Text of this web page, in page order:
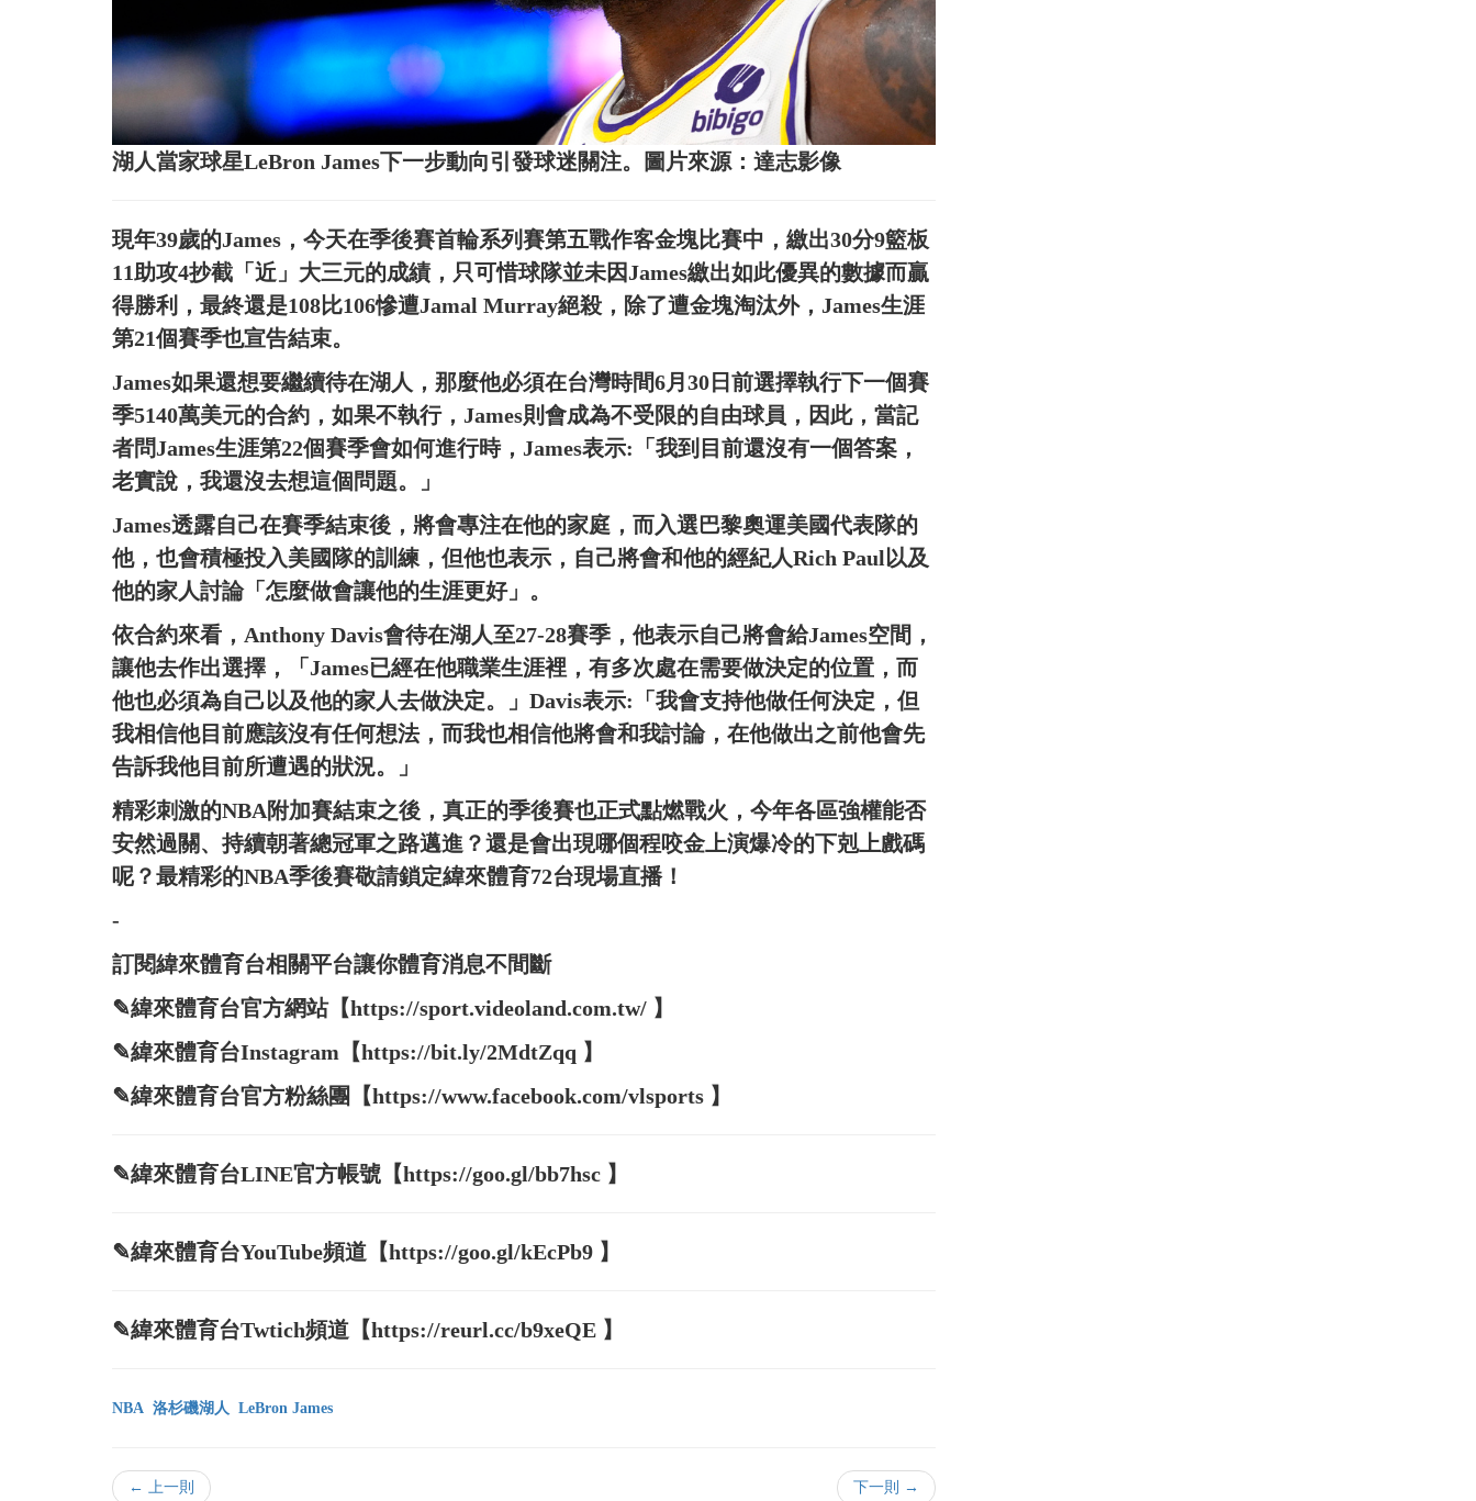
湖人當家球星LeBron James下一步動向引發球迷關注。圖片來源：達志影像
現年39歲的James，今天在季後賽首輪系列賽第五戰作客金塊比賽中，繳出30分9籃板
11助攻4抄截「近」大三元的成績，只可惜球隊並未因James繳出如此優異的數據而贏
得勝利，最終還是108比106慘遭Jamal Murray絕殺，除了遭金塊淘汰外，James生涯
第21個賽季也宣告結束。
James如果還想要繼續待在湖人，那麼他必須在台灣時間6月30日前選擇執行下一個賽
季5140萬美元的合約，如果不執行，James則會成為不受限的自由球員，因此，當記
者問James生涯第22個賽季會如何進行時，James表示:「我到目前還沒有一個答案，
老實說，我還沒去想這個問題。」
James透露自己在賽季結束後，將會專注在他的家庭，而入選巴黎奧運美國代表隊的
他，也會積極投入美國隊的訓練，但他也表示，自己將會和他的經紀人Rich Paul以及
他的家人討論「怎麼做會讓他的生涯更好」。
依合約來看，Anthony Davis會待在湖人至27-28賽季，他表示自己將會給James空間，
讓他去作出選擇，「James已經在他職業生涯裡，有多次處在需要做決定的位置，而
他也必須為自己以及他的家人去做決定。」Davis表示:「我會支持他做任何決定，但
我相信他目前應該沒有任何想法，而我也相信他將會和我討論，在他做出之前他會先
告訴我他目前所遭遇的狀況。」
精彩刺激的NBA附加賽結束之後，真正的季後賽也正式點燃戰火，今年各區強權能否
安然過關、持續朝著總冠軍之路邁進？還是會出現哪個程咬金上演爆冷的下剋上戲碼
呢？最精彩的NBA季後賽敬請鎖定緯來體育72台現場直播！
-
訂閱緯來體育台相關平台讓你體育消息不間斷
✎緯來體育台官方網站【https://sport.videoland.com.tw/ 】
✎緯來體育台Instagram【https://bit.ly/2MdtZqq 】
✎緯來體育台官方粉絲團【https://www.facebook.com/vlsports 】
✎緯來體育台LINE官方帳號【https://goo.gl/bb7hsc 】
✎緯來體育台YouTube頻道【https://goo.gl/kEcPb9 】
✎緯來體育台Twtich頻道【https://reurl.cc/b9xeQE 】
NBA 洛杉磯湖人 LeBron James
← 上一則 下一則 →